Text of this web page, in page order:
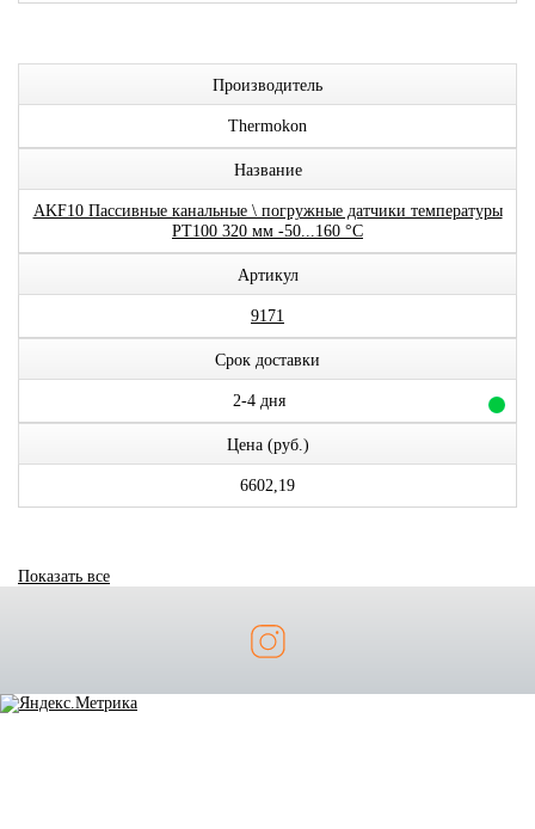
Производитель
Thermokon
Название
AKF10 Пассивные канальные \ погружные датчики температуры
PT100 320 мм -50...160 °C
Артикул
9171
Срок доставки
2-4 дня
Цена (руб.)
6602,19
Показать все